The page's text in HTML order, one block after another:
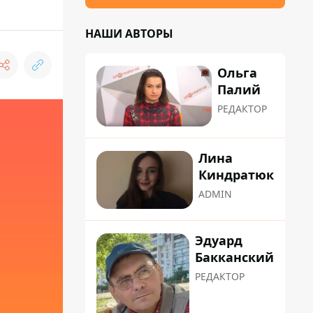
НАШИ АВТОРЫ
Ольга
Палий
РЕДАКТОР
Лина
Киндратюк
ADMIN
Эдуард
Бакканский
РЕДАКТОР